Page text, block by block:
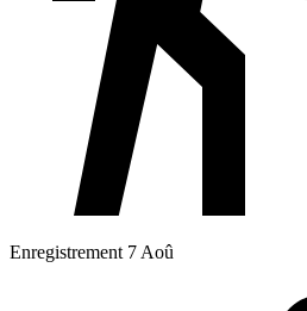
Enregistrement 7 Aoû